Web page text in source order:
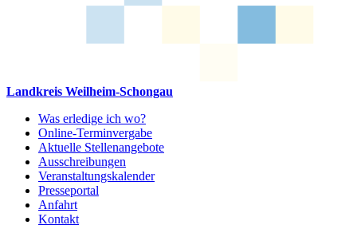
Landkreis Weilheim-Schongau
Was erledige ich wo?
Online-Terminvergabe
Aktuelle Stellenangebote
Ausschreibungen
Veranstaltungskalender
Presseportal
Anfahrt
Kontakt